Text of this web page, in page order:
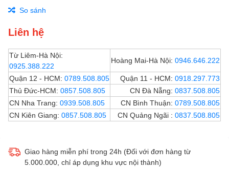
So sánh
Liên hệ
Từ Liêm-Hà Nội:
0925.388.222
Hoàng Mai-Hà Nội: 0946.646.222
Quận 12 - HCM: 0789.508.805 Quận 11 - HCM: 0918.297.773
Thủ Đức-HCM: 0857.508.805 CN Đà Nẵng: 0837.508.805
CN Nha Trang: 0939.508.805 CN Bình Thuận: 0789.508.805
CN Kiên Giang: 0857.508.805 CN Quảng Ngãi : 0837.508.805
Giao hàng miễn phí trong 24h (Đối với đơn hàng từ
5.000.000, chỉ áp dụng khu vực nội thành)